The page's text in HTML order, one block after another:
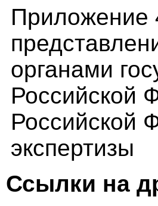
органами
Российской
Российской
экспертизы
Ссылки на